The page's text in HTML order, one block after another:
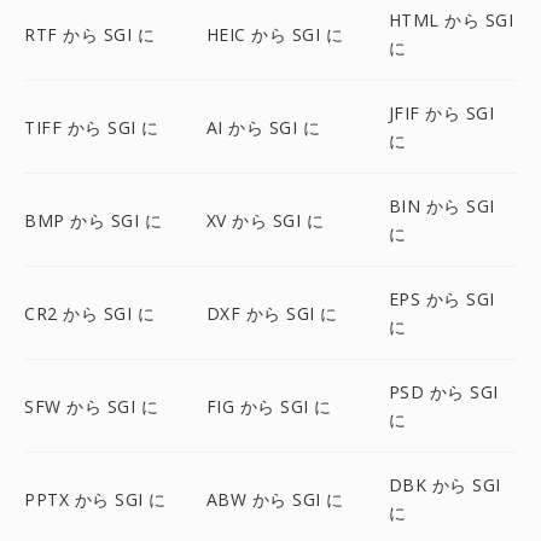
RTF から SGI に HEIC から SGI に
HTML から SGI
に
TIFF から SGI に AI から SGI に
JFIF から SGI
に
BMP から SGI に XV から SGI に
BIN から SGI
に
CR2 から SGI に DXF から SGI に
EPS から SGI
に
SFW から SGI に FIG から SGI に
PSD から SGI
に
PPTX から SGI に ABW から SGI に
DBK から SGI
に